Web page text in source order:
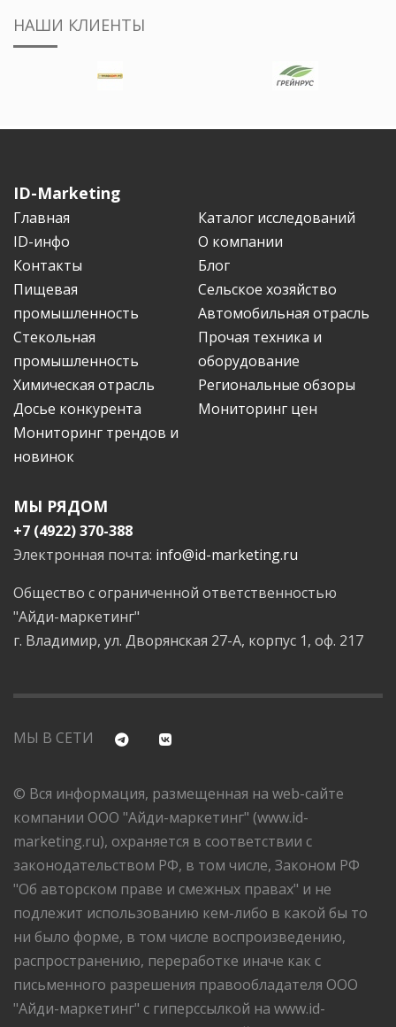
НАШИ КЛИЕНТЫ
ID-Marketing
Главная
Каталог исследований
ID-инфо
О компании
Контакты
Блог
Пищевая
промышленность
Сельское хозяйство
Автомобильная отрасль
Стекольная
промышленность
Прочая техника и
оборудование
Химическая отрасль
Региональные обзоры
Досье конкурента
Мониторинг цен
Мониторинг трендов и
новинок
МЫ РЯДОМ
+7 (4922) 370-388
Электронная почта: info@id-marketing.ru
Общество с ограниченной ответственностью
"Айди-маркетинг"
г. Владимир, ул. Дворянская 27-А, корпус 1, оф. 217
МЫ В СЕТИ
© Вся информация, размещенная на web-сайте
компании ООО "Айди-маркетинг" (www.id-
marketing.ru), охраняется в соответствии с
законодательством РФ, в том числе, Законом РФ
"Об авторском праве и смежных правах" и не
подлежит использованию кем-либо в какой бы то
ни было форме, в том числе воспроизведению,
распространению, переработке иначе как с
письменного разрешения правообладателя ООО
"Айди-маркетинг" с гиперссылкой на www.id-